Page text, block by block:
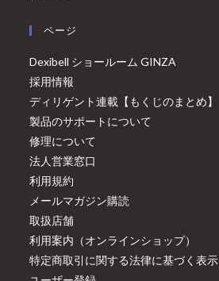
ページ
Dexibell ショールーム GINZA
採用情報
ディリゲント連載【もくじのまとめ】
製品のサポートについて
修理について
法人営業窓口
利用規約
メールマガジン購読
取扱店舗
利用案内（オンラインショップ）
特定商取引に関する法律に基づく表示